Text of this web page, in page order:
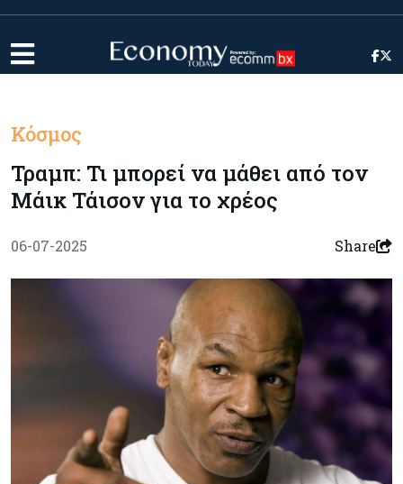
Κόσμος
Τραμπ: Τι μπορεί να μάθει από τον
Μάικ Τάισον για το χρέος
06-07-2025 Share